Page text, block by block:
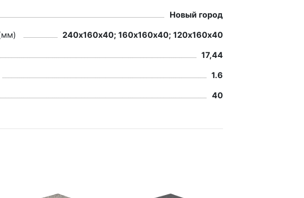
Новый город
(мм)
240х160х40; 160х160х40; 120х160х40
17,44
1.6
40